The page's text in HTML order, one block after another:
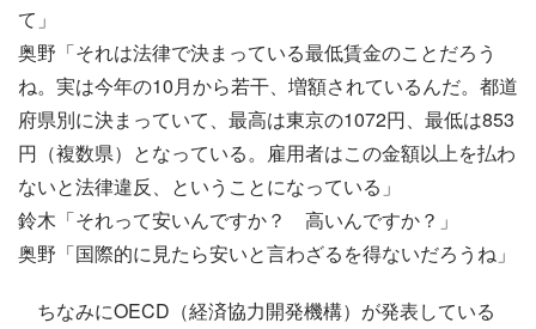
て」
奥野「それは法律で決まっている最低賃金のことだろう
ね。実は今年の10月から若干、増額されているんだ。都道
府県別に決まっていて、最高は東京の1072円、最低は853
円（複数県）となっている。雇用者はこの金額以上を払わ
ないと法律違反、ということになっている」
鈴木「それって安いんですか？ 高いんですか？」
奥野「国際的に見たら安いと言わざるを得ないだろうね」
ちなみにOECD（経済協力開発機構）が発表している